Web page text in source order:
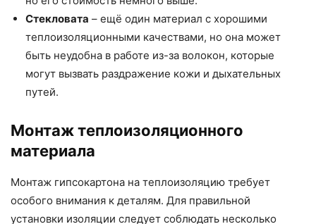
Стекловата – ещё один материал с хорошими
теплоизоляционными качествами, но она может
быть неудобна в работе из-за волокон, которые
могут вызвать раздражение кожи и дыхательных
путей.
Монтаж теплоизоляционного
материала
Монтаж гипсокартона на теплоизоляцию требует
особого внимания к деталям. Для правильной
установки изоляции следует соблюдать несколько